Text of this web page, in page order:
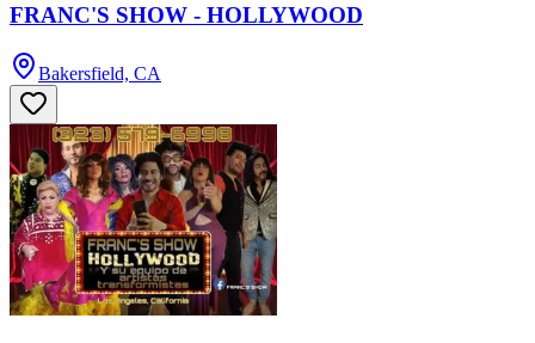
FRANC'S SHOW - HOLLYWOOD
Bakersfield, CA